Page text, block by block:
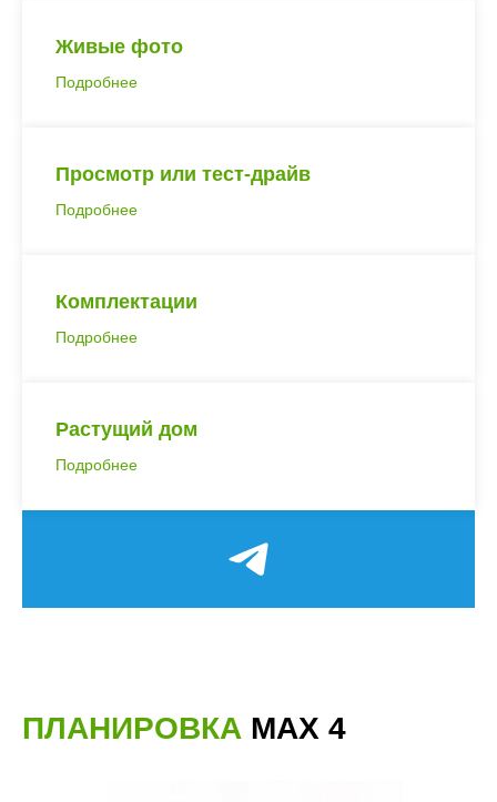
Живые фото
Подробнее
Просмотр или тест-драйв
Подробнее
Комплектации
Подробнее
Растущий дом
Подробнее
ПЛАНИРОВКА MAX 4